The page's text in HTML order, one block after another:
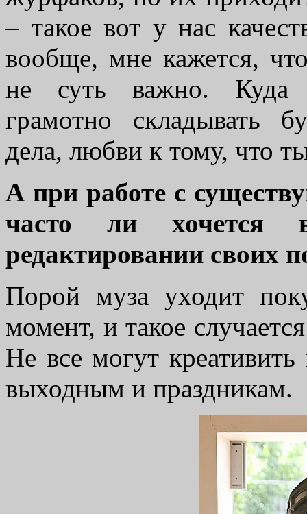
– такое вот у нас
вообще, мне кажется,
не суть важно. Куда
грамотно складывать
дела, любви к тому, что
А при работе с
часто ли хочется
редактировании своих
Порой муза уходит
момент, и такое
Не все могут
выходным и праздникам.